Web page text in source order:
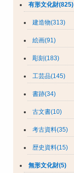
有形文化財(825)
建造物(313)
絵画(91)
彫刻(183)
工芸品(145)
書跡(34)
古文書(10)
考古資料(35)
歴史資料(15)
無形文化財(5)